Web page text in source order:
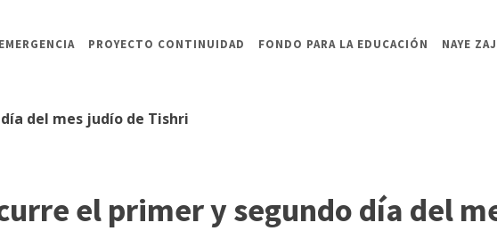
PROYECTO CONTINUIDAD FONDO PARA LA EDUCACIÓN NAYE
del mes judío de Tishri
el primer y segundo día del